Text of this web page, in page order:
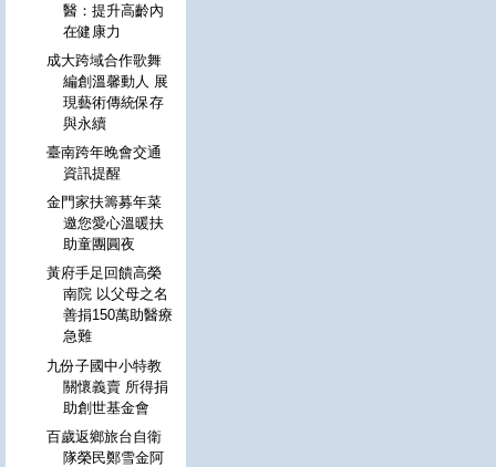
醫：提升高齡內
在健康力
成大跨域合作歌舞
編創溫馨動人 展
現藝術傳統保存
與永續
臺南跨年晚會交通
資訊提醒
金門家扶籌募年菜
邀您愛心溫暖扶
助童團圓夜
黃府手足回饋高榮
南院 以父母之名
善捐150萬助醫療
急難
九份子國中小特教
關懷義賣 所得捐
助創世基金會
百歲返鄉旅台自衛
隊榮民鄭雪金阿